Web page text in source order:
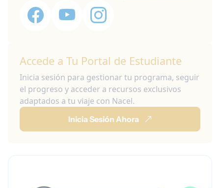
Accede a Tu Portal de Estudiante
Inicia sesión para gestionar tu programa, seguir
el progreso y acceder a recursos exclusivos
adaptados a tu viaje con Nacel.
Inicia Sesión Ahora